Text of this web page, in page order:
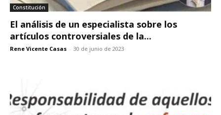
Constitución
El análisis de un especialista sobre los
artículos controversiales de la...
Rene Vicente Casas - 30 de junio de 2023